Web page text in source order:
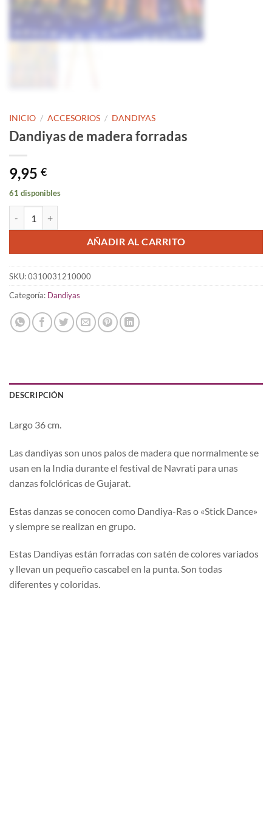
INICIO / ACCESORIOS / DANDIYAS
Dandiyas de madera forradas
9,95 €
61 disponibles
AÑADIR AL CARRITO
SKU:0310031210000
Categoría: Dandiyas
DESCRIPCIÓN
Largo 36 cm.
Las dandiyas son unos palos de madera que normalmente se
usan en la India durante el festival de Navrati para unas
danzas folclóricas de Gujarat.
Estas danzas se conocen como Dandiya-Ras o «Stick Dance»
y siempre se realizan en grupo.
Estas Dandiyas están forradas con satén de colores variados
y llevan un pequeño cascabel en la punta. Son todas
diferentes y coloridas.